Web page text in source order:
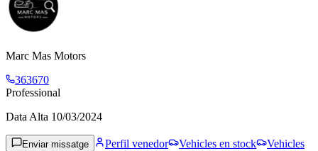
Marc Mas Motors
363670
Professional
Data Alta 10/03/2024
Enviar missatge Perfil venedor Vehicles en stock
Vehicles